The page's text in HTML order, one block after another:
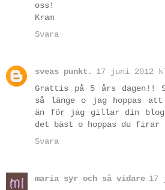
oss!
Kram
Svara
sveas punkt.
17 juni 2012
Grattis på 5 års dagen!!
så länge o jag hoppas
än för jag gillar din
det bäst o hoppas du firar
Svara
maria syr och så vidare 17